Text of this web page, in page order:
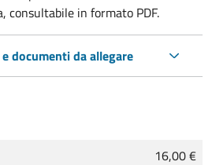
consultabile in formato PDF.
documenti da allegare
16,00 €